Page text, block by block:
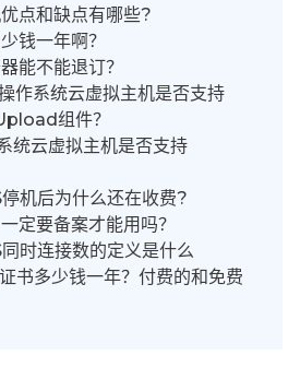
点和缺点有哪些?
钱一年啊？
能不能退订？
作系统云虚拟主机是否支持
组件？
统云虚拟主机是否支持
机后为什么还在收费?
定要备案才能用吗？
时连接数的定义是什么
书多少钱一年？付费的和免费